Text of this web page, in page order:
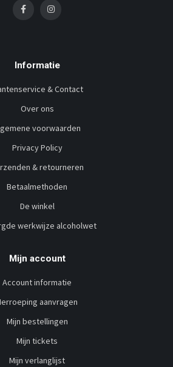
Informatie
& Contact
Over ons
voorwaarden
Privacy Policy
& retourneren
Betaalmethoden
De winkel
werkwijze alcoholwet
Mijn account
Account informatie
aanvragen
Mijn bestellingen
Mijn tickets
Mijn verlanglijst